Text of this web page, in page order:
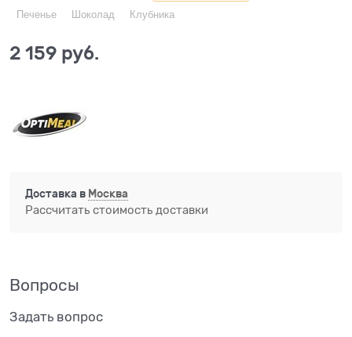
Печенье Шоколад Клубника
2 159 руб.
Доставка в Москва
Рассчитать стоимость доставки
Вопросы
Задать вопрос